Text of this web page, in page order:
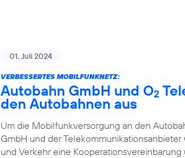
01. Juli 2024
VERBESSERTES MOBILFUNKNETZ:
Autobahn GmbH und O2
den Autobahnen aus
Um die Mobilfunkversorgung an den
GmbH und der Telekommunikationsanbieter
und Verkehr eine Kooperationsvereinbarung